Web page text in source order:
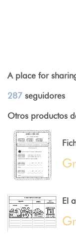
A place for
287 seguidores
Otros productos
El